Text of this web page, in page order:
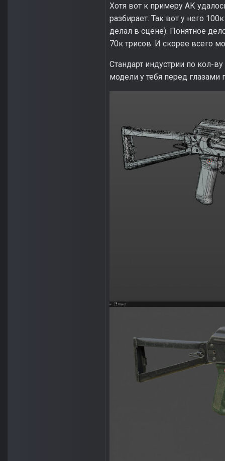
Хотя вот к примеру АК
разбирает. Так вот у него
делал в сцене). Понятное
70к трисов. И скорее всего
Стандарт индустрии по кол-
модели у тебя перед